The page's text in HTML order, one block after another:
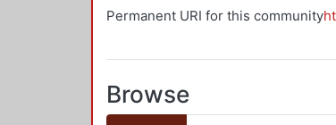
Permanent URI for this community
Browse